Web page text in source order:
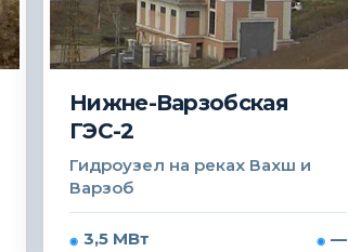
Нижне-Варзобская
ГЭС-2
Гидроузел на реках Вахш и
Варзоб
3,5 МВт —